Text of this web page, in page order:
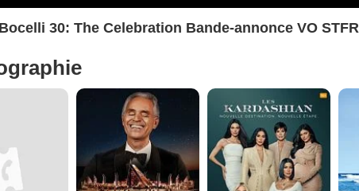
30: The Celebration Bande-annonce VO STFR